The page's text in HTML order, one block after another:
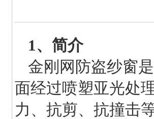
1、简介
金刚网防盗纱窗
面经过喷塑亚光处
力、抗剪、抗撞击